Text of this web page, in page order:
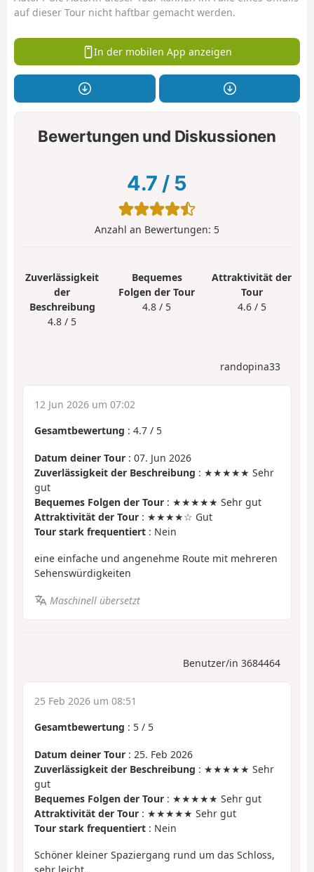
auf dieser Tour nicht haftbar gemacht werden.
In der mobilen App anzeigen
Bewertungen und Diskussionen
4.7 / 5
Anzahl an Bewertungen: 5
Zuverlässigkeit
der
Beschreibung
4.8 / 5
Bequemes
Folgen der Tour
4.8 / 5
Attraktivität der
Tour
4.6 / 5
randopina33
12 Jun 2026 um 07:02
Gesamtbewertung : 4.7 / 5
Datum deiner Tour : 07. Jun 2026
Zuverlässigkeit der Beschreibung : ★★★★★ Sehr
gut
Bequemes Folgen der Tour : ★★★★★ Sehr gut
Attraktivität der Tour : ★★★★☆ Gut
Tour stark frequentiert : Nein
eine einfache und angenehme Route mit mehreren
Sehenswürdigkeiten
Maschinell übersetzt
Benutzer/in 3684464
25 Feb 2026 um 08:51
Gesamtbewertung : 5 / 5
Datum deiner Tour : 25. Feb 2026
Zuverlässigkeit der Beschreibung : ★★★★★ Sehr
gut
Bequemes Folgen der Tour : ★★★★★ Sehr gut
Attraktivität der Tour : ★★★★★ Sehr gut
Tour stark frequentiert : Nein
Schöner kleiner Spaziergang rund um das Schloss,